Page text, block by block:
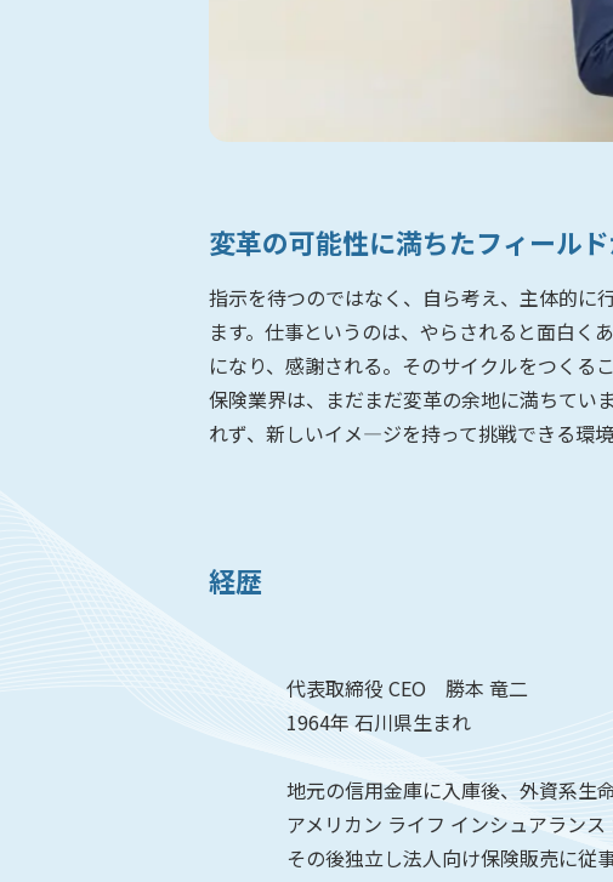
変革の可能性に満ちたフィール
指示を待つのではなく、自ら考え、主体的
ます。仕事というのは、やらされると面白く
になり、感謝される。そのサイクルをつくる
保険業界は、まだまだ変革の余地に満ちてい
れず、新しいイメ―ジを持って挑戦できる環
経歴
代表取締役 CEO 勝本 竜二
1964年 石川県生まれ
地元の信用金庫に入庫後、外資系生命保
アメリカン ライフ インシュアランス カ
その後独立し法人向け保険販売に従事。